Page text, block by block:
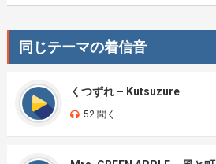
同じテーマの着信音
くつずれ – Kutsuzure
52 聞く